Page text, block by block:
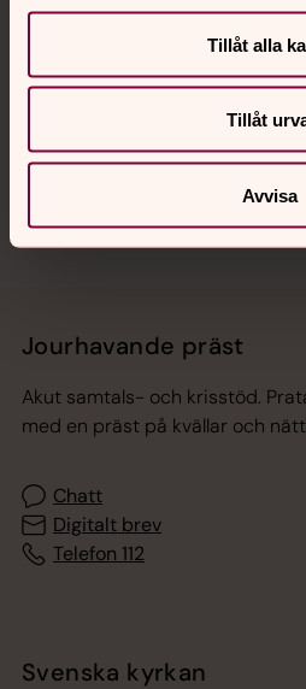
Tillåt alla
Tillåt
Avvisa
Sociala kanaler
Jourhavande präst
Akut samtals- och krisstöd.
med en präst på kvällar och
Chatt
Digitalt brev
Telefon 112
Svenska kyrkan